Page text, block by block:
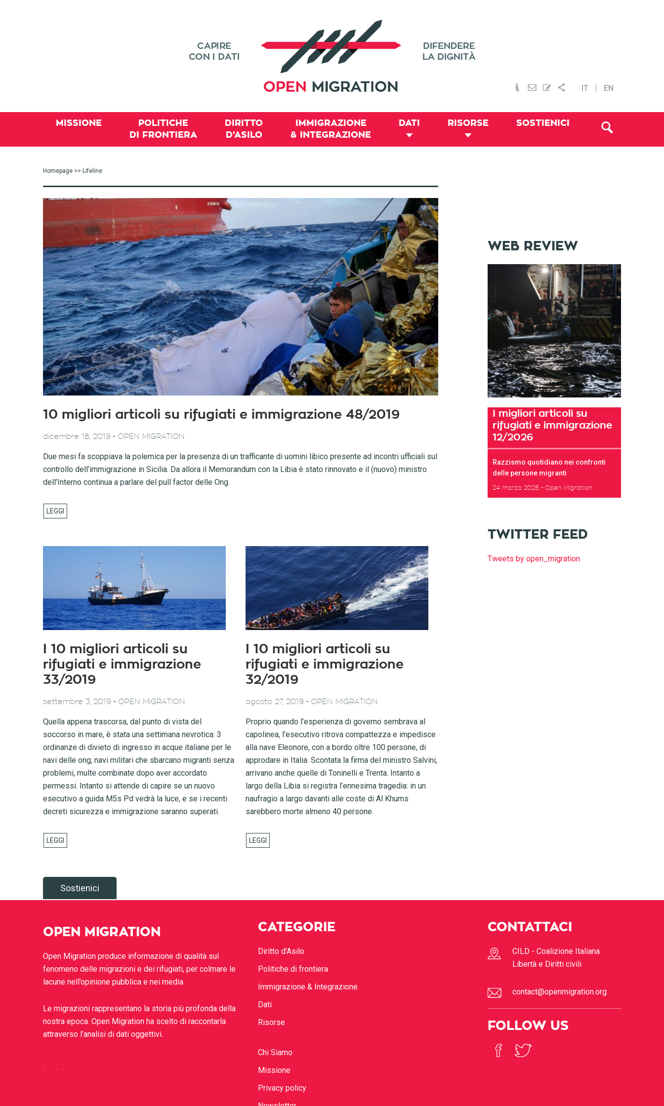
IT EN
MISSIONE
POLITICHE
DI FRONTIERA
DIRITTO
D’ASILO
IMMIGRAZIONE
& INTEGRAZIONE
DATI RISORSE SOSTIENICI
Homepage >> Lifeline
10 migliori articoli su rifugiati e immigrazione 48/2019
dicembre 18, 2019 - OPEN MIGRATION
Due mesi fa scoppiava la polemica per la presenza di un trafficante di uomini libico presente ad incontri ufficiali sul
controllo dell’immigrazione in Sicilia. Da allora il Memorandum con la Libia è stato rinnovato e il (nuovo) ministro
dell’Interno continua a parlare del pull factor delle Ong.
I 10 migliori articoli su
rifugiati e immigrazione
33/2019
settembre 3, 2019 - OPEN MIGRATION
Quella appena trascorsa, dal punto di vista del
soccorso in mare, è stata una settimana nevrotica: 3
ordinanze di divieto di ingresso in acque italiane per le
navi delle ong, navi militari che sbarcano migranti senza
problemi, multe combinate dopo aver accordato
permessi. Intanto si attende di capire se un nuovo
esecutivo a guida M5s Pd vedrà la luce, e se i recenti
decreti sicurezza e immigrazione saranno superati.
I 10 migliori articoli su
rifugiati e immigrazione
32/2019
agosto 27, 2019 - OPEN MIGRATION
Proprio quando l’esperienza di governo sembrava al
capolinea, l’esecutivo ritrova compattezza e impedisce
alla nave Eleonore, con a bordo oltre 100 persone, di
approdare in Italia. Scontata la firma del ministro Salvini,
arrivano anche quelle di Toninelli e Trenta. Intanto a
largo della Libia si registra l’ennesima tragedia: in un
naufragio a largo davanti alle coste di Al Khums
sarebbero morte almeno 40 persone.
WEB REVIEW
I migliori articoli su
rifugiati e immigrazione
12/2026
Razzismo quotidiano nei confronti
delle persone migranti
24 marzo 2026 Open Migration
TWITTER FEED
Tweets by open_migration
Sostienici
OPEN MIGRATION
Open Migration produce informazione di qualità sul
fenomeno delle migrazioni e dei rifugiati, per colmare le
lacune nell’opinione pubblica e nei media.
Le migrazioni rappresentano la storia più profonda della
nostra epoca. Open Migration ha scelto di raccontarla
attraverso l’analisi di dati oggettivi.
CATEGORIE
Diritto d’Asilo
Politiche di frontiera
Immigrazione & Integrazione
Dati
Risorse
Chi Siamo
Missione
Privacy policy
CONTATTACI
CILD - Coalizione Italiana
Libertà e Diritti civili
contact@openmigration.org
FOLLOW US